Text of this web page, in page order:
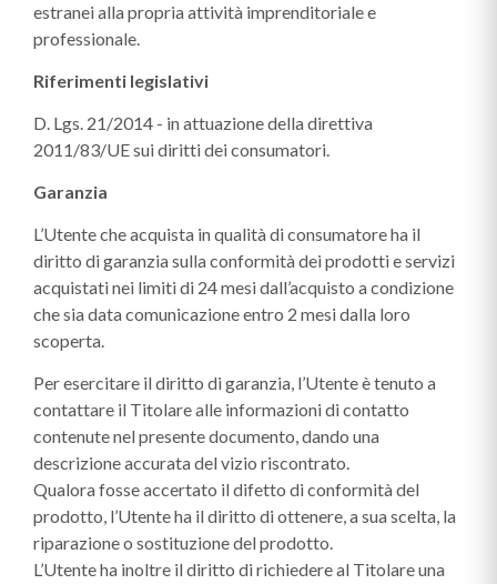
estranei alla propria attività imprenditoriale e
professionale.
Riferimenti legislativi
D. Lgs. 21/2014 - in attuazione della direttiva
2011/83/UE sui diritti dei consumatori.
Garanzia
L’Utente che acquista in qualità di consumatore ha il
diritto di garanzia sulla conformità dei prodotti e servizi
acquistati nei limiti di 24 mesi dall’acquisto a condizione
che sia data comunicazione entro 2 mesi dalla loro
scoperta.
Per esercitare il diritto di garanzia, l’Utente è tenuto a
contattare il Titolare alle informazioni di contatto
contenute nel presente documento, dando una
descrizione accurata del vizio riscontrato.
Qualora fosse accertato il difetto di conformità del
prodotto, l’Utente ha il diritto di ottenere, a sua scelta, la
riparazione o sostituzione del prodotto.
L’Utente ha inoltre il diritto di richiedere al Titolare una